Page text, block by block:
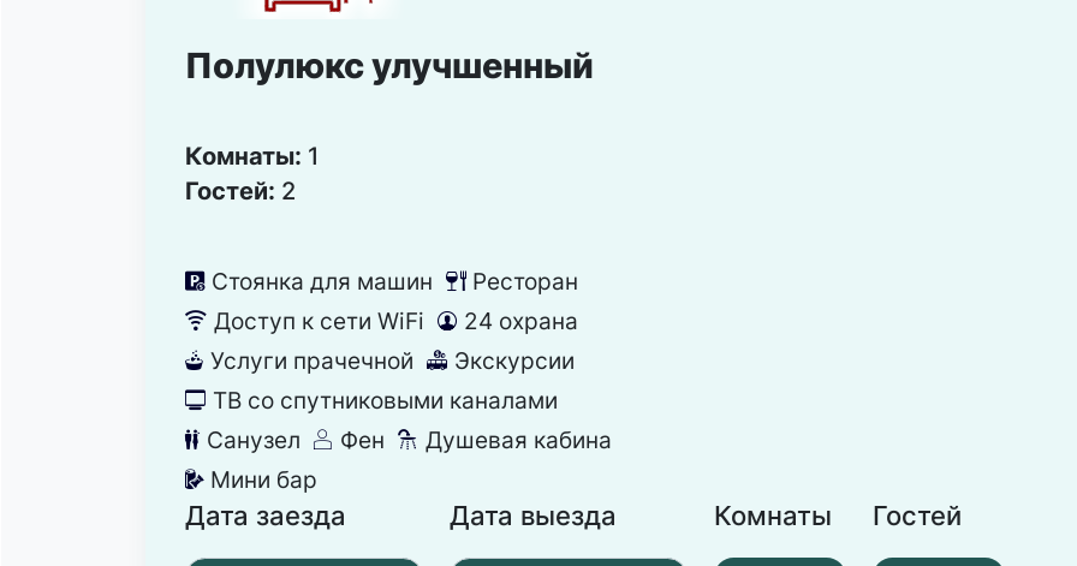
Полулюкс улучшенный
Комнаты: 1
Гостей: 2
냧 Стоянка для машин 뎃 Ресторан
뀄 Доступ к сети WiFi 댑 24 охрана
뀧 Услуги прачечной 뀵 Экскурсии
넎 ТВ со спутниковыми каналами
댃 Санузел 덶 Фен 댴 Душевая кабина
넕 Мини бар
Дата заезда Дата выезда Комнаты Гостей